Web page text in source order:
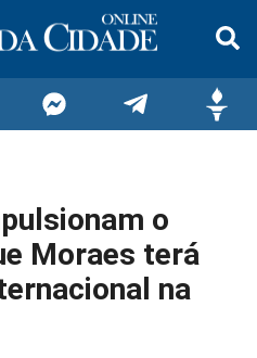
no
Messenger
no
TelegramGettr
o
Moraes terá
na